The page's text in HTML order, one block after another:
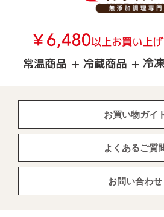
お買い物ガイ
よくあるご質
お問い合わせ